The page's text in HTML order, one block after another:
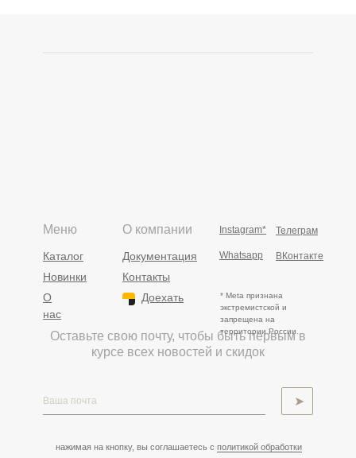
Оставьте свою почту, чтобы быть первым в
курсе всех новостей и скидок
нажимая на кнопку, вы соглашаетесь с политикой обработки
➤
Instagram*
* Meta признана
экстремистской и
запрещена на
территории России.
Whatsapp ВКонтакте
Телеграм
Меню
Каталог
Новинки
О
нас
О компании
Документация
Контакты
Доехать